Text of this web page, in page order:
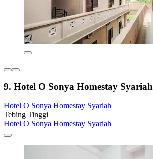
9. Hotel O Sonya Homestay Syariah
Hotel O Sonya Homestay Syariah
Tebing Tinggi
Hotel O Sonya Homestay Syariah